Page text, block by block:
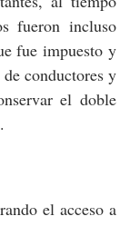
fueron incluso
fue impuesto y
conductores y
el doble
el acceso a